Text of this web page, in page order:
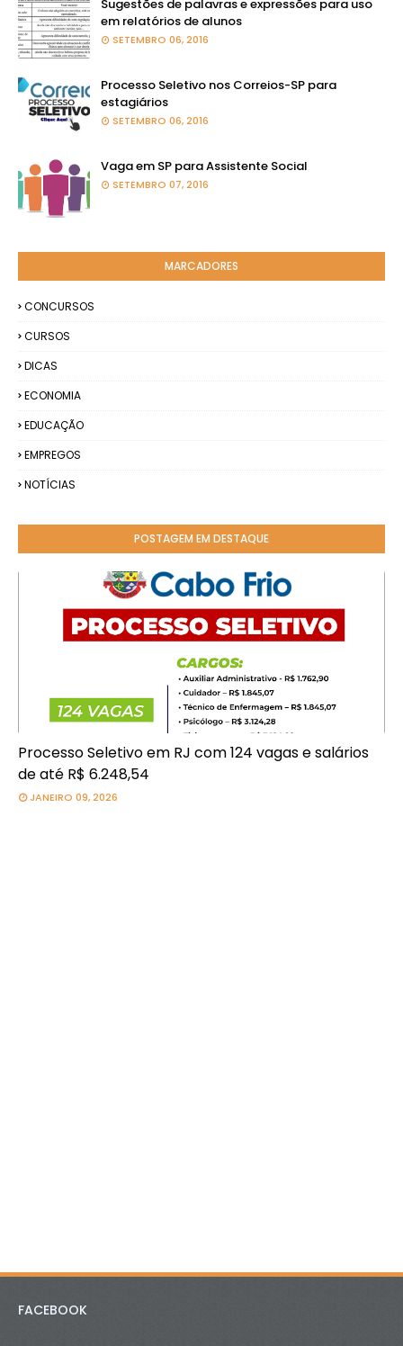
Sugestões de palavras e expressões para uso
em relatórios de alunos
SETEMBRO 06, 2016
Processo Seletivo nos Correios-SP para
estagiários
SETEMBRO 06, 2016
Vaga em SP para Assistente Social
SETEMBRO 07, 2016
MARCADORES
CONCURSOS
CURSOS
DICAS
ECONOMIA
EDUCAÇÃO
EMPREGOS
NOTÍCIAS
POSTAGEM EM DESTAQUE
Processo Seletivo em RJ com 124 vagas e salários
de até R$ 6.248,54
JANEIRO 09, 2026
FACEBOOK